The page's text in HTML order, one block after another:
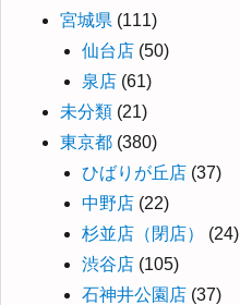
宮城県 (111)
仙台店 (50)
泉店 (61)
未分類 (21)
東京都 (380)
ひばりが丘店 (37)
中野店 (22)
杉並店（閉店）
(24)
渋谷店 (105)
石神井公園店 (37)